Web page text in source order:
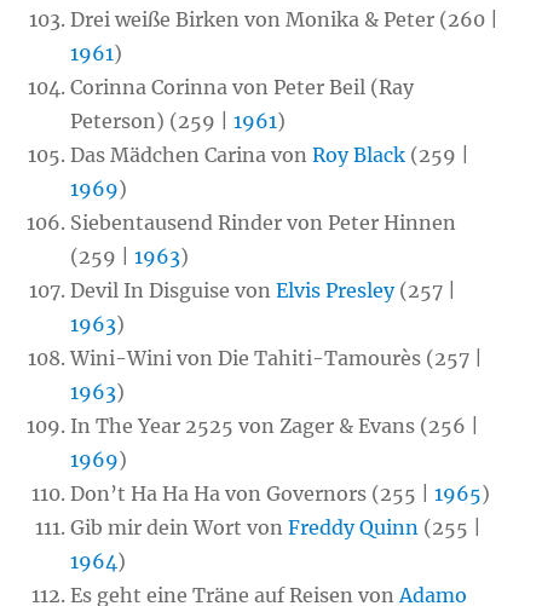
Drei weiße Birken von Monika & Peter (260 |
1961)
Corinna Corinna von Peter Beil (Ray
Peterson) (259 |1961)
Das Mädchen Carina vonRoy Black (259 |
1969)
Siebentausend Rinder von Peter Hinnen
(259 |1963)
Devil In Disguise vonElvis Presley(257 |
1963)
Wini-Wini von Die Tahiti-Tamourès (257 |
1963)
In The Year 2525 von Zager & Evans (256 |
1969)
Don’t Ha Ha Ha von Governors (255 |1965)
Gib mir dein Wort vonFreddy Quinn (255 |
1964)
Es geht eine Träne auf Reisen vonAdamo